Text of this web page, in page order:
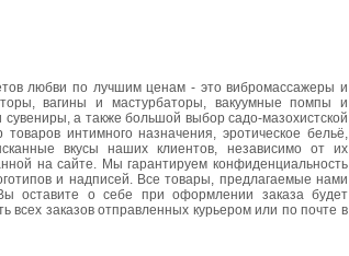
любви по лучшим ценам - это вибромассажеры и
вагины и мастурбаторы, вакуумные помпы и
а также большой выбор садо-мазохистской
интимного назначения, эротическое бельё,
вкусы наших клиентов, независимо от их
на сайте. Мы гарантируем конфиденциальность
и надписей. Все товары, предлагаемые нами
оставите о себе при оформлении заказа будет
всех заказов отправленных курьером или по почте в